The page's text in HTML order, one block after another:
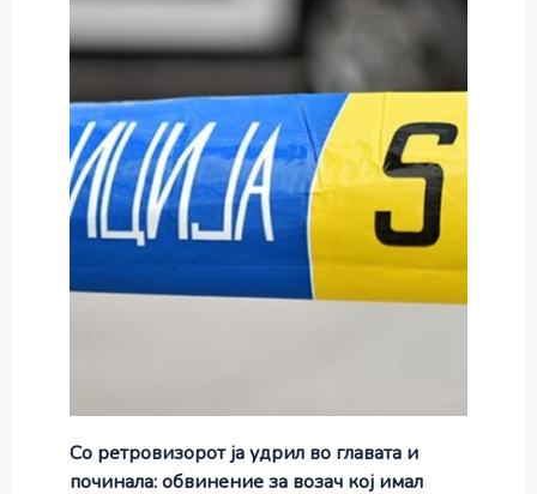
Со ретровизорот ја удрил во главата и
починала: обвинение за возач кој имал